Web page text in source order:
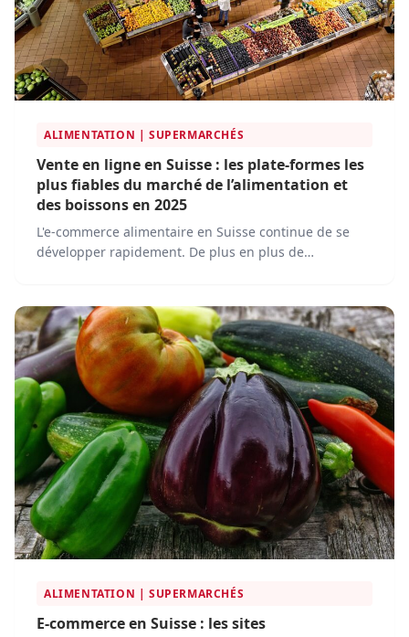
ALIMENTATION | SUPERMARCHÉS
Vente en ligne en Suisse : les plate-formes les
plus fiables du marché de l’alimentation et
des boissons en 2025
L'e-commerce alimentaire en Suisse continue de se
développer rapidement. De plus en plus de
devient parfois difficile de s'y retrouver.
ALIMENTATION | SUPERMARCHÉS
E-commerce en Suisse : les sites